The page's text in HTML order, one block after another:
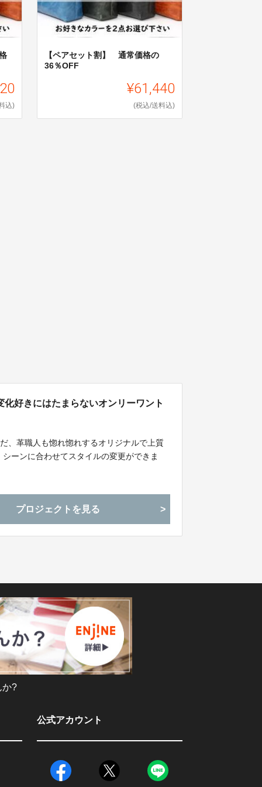
込)
【ペアセット割】 通常価格の
36％OFF
¥61,440
(税込/送料込)
好きにはたまらないオンリーワント
、革職人も惚れ惚れするオリジナルで上質
ーンに合わせてスタイルの変更ができま
プロジェクトを見る
か?
公式アカウント